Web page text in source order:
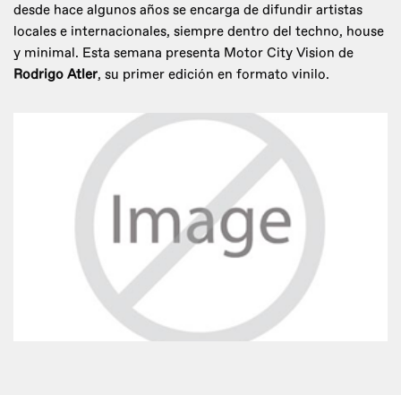
desde hace algunos años se encarga de difundir artistas
locales e internacionales, siempre dentro del techno, house
y minimal. Esta semana presenta Motor City Vision de
Rodrigo Atler, su primer edición en formato vinilo.